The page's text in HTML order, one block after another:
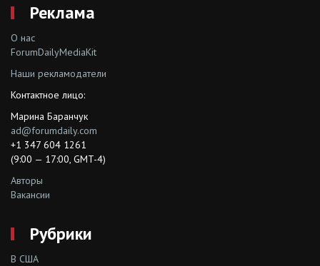
Реклама
О нас
ForumDailyMediaKit
Наши рекламодатели
Контактное лицо:
Марина Баранчук
ad@forumdaily.com
+1 347 604 1261
(9:00 — 17:00, GMT-4)
Авторы
Вакансии
Рубрики
В США